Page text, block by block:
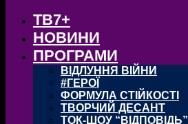
ТВ7+
НОВИНИ
ПРОГРАМИ
ВІДЛУННЯ ВІЙНИ
#ГЕРОЇ
ФОРМУЛА СТІЙКОСТІ
ТВОРЧИЙ ДЕСАНТ
ТОК-ШОУ “ВІДПОВІДЬ”